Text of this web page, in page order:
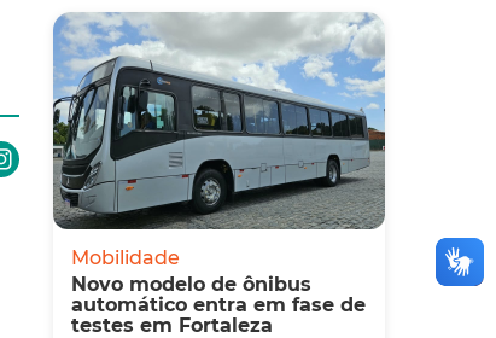
Mobilidade
Novo modelo de ônibus
automático entra em fase de
testes em Fortaleza